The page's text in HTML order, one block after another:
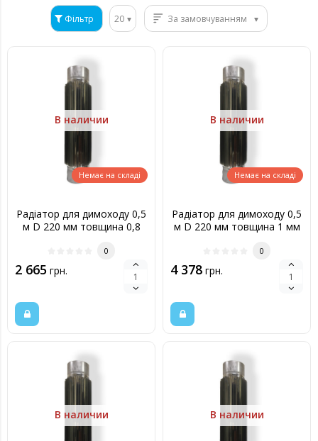
Фільтр 20 За замовчуванням
Немає на складі
В наличии
Радіатор для димоходу 0,5
м D 220 мм товщина 0,8
0
2 665 грн.
Немає на складі
В наличии
Радіатор для димоходу 0,5
м D 220 мм товщина 1 мм
0
4 378 грн.
В наличии В наличии